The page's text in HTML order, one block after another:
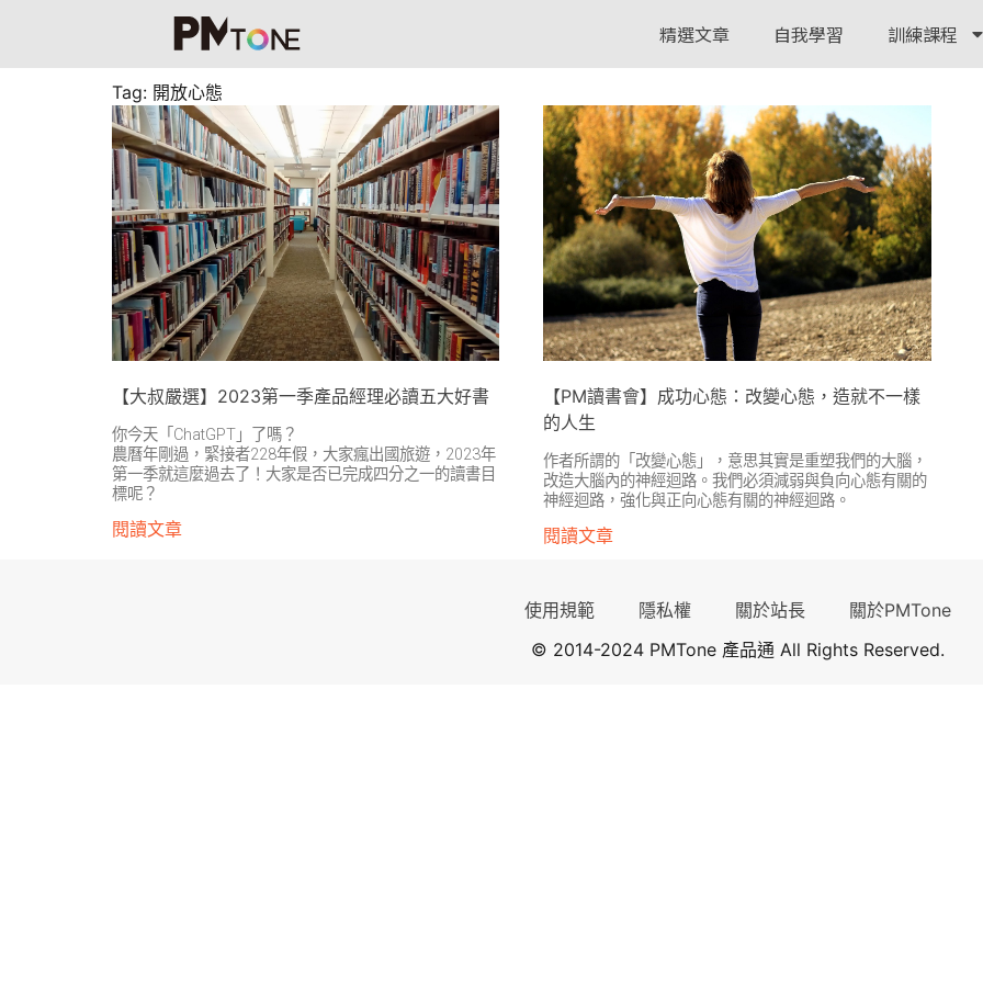
精選文章 自我學習 訓練課程
Tag: 開放心態
【大叔嚴選】2023第一季產品經理必讀五大好書
你今天「ChatGPT」了嗎？
農曆年剛過，緊接者228年假，大家瘋出國旅遊，2023年
第一季就這麼過去了！大家是否已完成四分之一的讀書目
標呢？
閱讀文章
【PM讀書會】成功心態：改變心態，造就不一樣
的人生
作者所謂的「改變心態」，意思其實是重塑我們的大腦，
改造大腦內的神經迴路。我們必須減弱與負向心態有關的
神經迴路，強化與正向心態有關的神經迴路。
閱讀文章
使用規範 隱私權 關於站長
關於PMTone
© 2014-2024 PMTone 產品通 All Rights Reserved.